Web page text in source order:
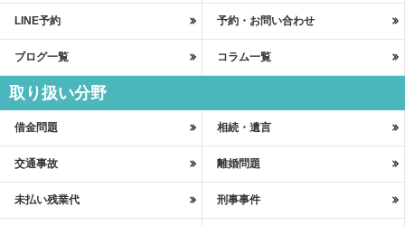
LINE予約 予約・お問い合わせ
ブログ一覧 コラム一覧
取り扱い分野
借金問題 相続・遺言
交通事故 離婚問題
未払い残業代 刑事事件